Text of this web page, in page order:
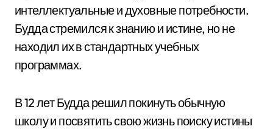
интеллектуальные и духовные потребности.
Будда стремился к знанию и истине, но не
находил их в стандартных учебных
программах.
В 12 лет Будда решил покинуть обычную
школу и посвятить свою жизнь поиску истины